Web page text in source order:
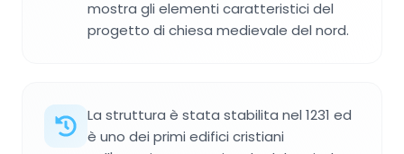
mostra gli elementi caratteristici del
progetto di chiesa medievale del nord.
La struttura è stata stabilita nel 1231 ed
è uno dei primi edifici cristiani